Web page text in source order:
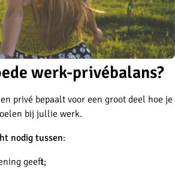
werk-privébalans?
privé bepaalt voor een groot deel hoe je
bij jullie werk.
nodig tussen:
geeft;